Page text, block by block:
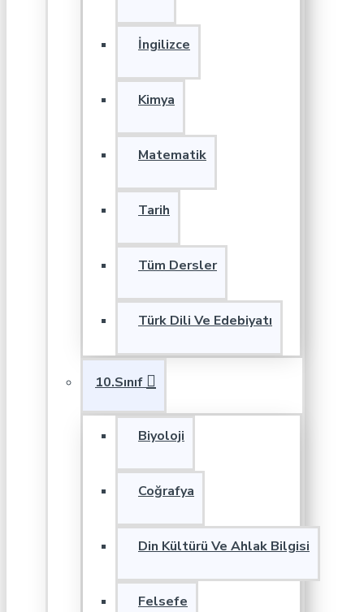
İngilizce
Kimya
Matematik
Tarih
Tüm Dersler
Türk Dili Ve Edebiyatı
10.Sınıf
Biyoloji
Coğrafya
Din Kültürü Ve Ahlak Bilgisi
Felsefe